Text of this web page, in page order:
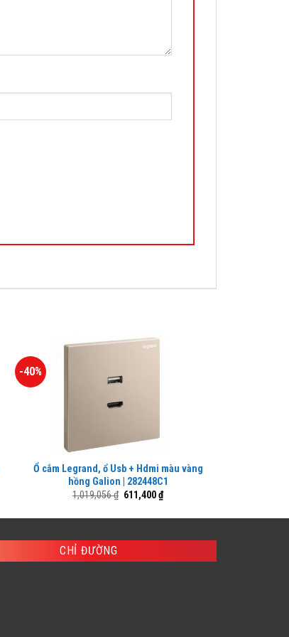
-40%
Ổ cắm Legrand, ổ Usb + Hdmi màu vàng
hồng Galion | 282448C1
1,019,056₫ Giá
611,400₫Giá
hiện
CHỈ ĐƯỜNG